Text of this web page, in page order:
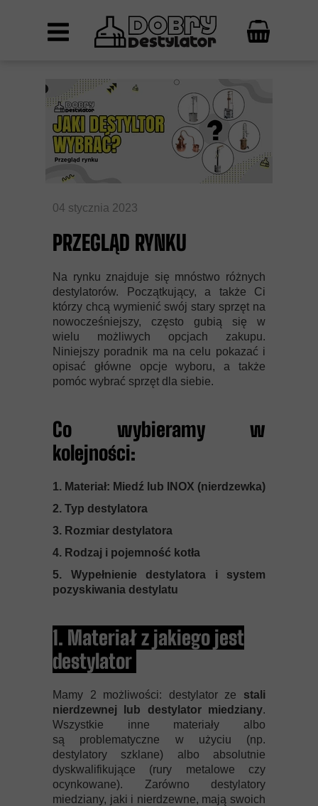
04 stycznia 2023
PRZEGLĄD RYNKU
Na rynku znajduje się mnóstwo różnych
destylatorów. Początkujący, a także Ci
którzy chcą wymienić swój stary sprzęt na
nowocześniejszy, często gubią się w
wielu możliwych opcjach zakupu.
Niniejszy poradnik ma na celu pokazać i
opisać główne opcje wyboru, a także
pomóc wybrać sprzęt dla siebie.
Co wybieramy w
kolejności:
1. Materiał: Miedź lub INOX (nierdzewka)
2. Typ destylatora
3. Rozmiar destylatora
4. Rodzaj i pojemność kotła
5. Wypełnienie destylatora i system
pozyskiwania destylatu
1. Materiał z jakiego jest
destylator
Mamy 2 możliwości: destylator ze
stali
nierdzewnej lub destylator miedziany.
Wszystkie inne materiały albo
są problematyczne w użyciu (np.
destylatory szklane) albo absolutnie
dyskwalifikujące (rury metalowe czy
ocynkowane). Zarówno destylatory
miedziany, jaki i nierdzewne, mają swoich